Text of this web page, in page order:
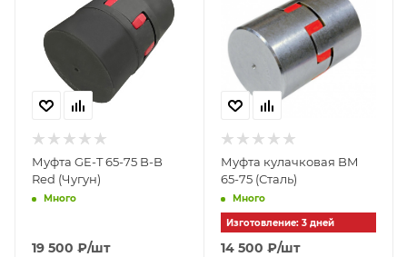
Муфта GE-T 65-75 B-B
Red (Чугун)
Много
19 500 ₽/шт
Муфта кулачковая BM
65-75 (Сталь)
Много
Изготовление: 3 дней
14 500 ₽/шт